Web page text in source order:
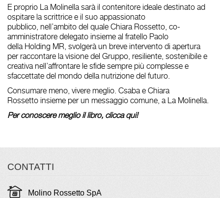
E proprio La Molinellasarà il contenitore ideale destinato ad
ospitare la scrittrice e il suo appassionato
pubblico, nell’ambito del quale Chiara Rossetto, co-
amministratore delegato insieme al fratello Paolo
della Holding MR, svolgerà un breve intervento di apertura
per raccontare la visione del Gruppo, resiliente, sostenibile e
creativa nell’affrontare le sfide sempre più complesse e
sfaccettate del mondo della nutrizione del futuro.
Consumare meno, vivere meglio. Csabae Chiara
Rossetto insieme per un messaggio comune, a La Molinella.
Per conoscere meglio il libro, clicca qui!
CONTATTI
Molino Rossetto SpA